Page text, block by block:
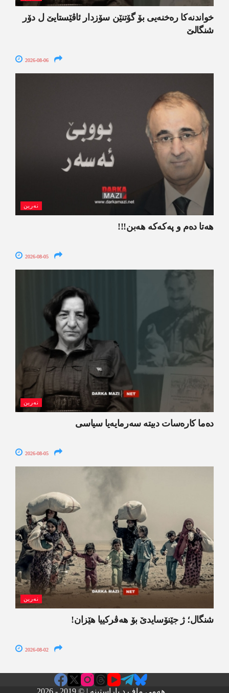
خواندنه‌كا رەخنەیی بۆ گۆتنێن سۆزدار ئاڤێستایێ ل دۆر
شنگالێ
2026-08-06
نەرین
ھەتا دەم و پەکەکە ھەبن!!!
2026-08-05
نەرین
ده‌ما کاره‌سات دبیتە سه‌رمایه‌یا سیاسی
2026-08-05
نەرین
شنگال؛ ژ جێنۆسایدێ بۆ هەڤرکییا هێزان!
2026-08-02
هەمی ماف د پاراستینە | © 2019 - 2026